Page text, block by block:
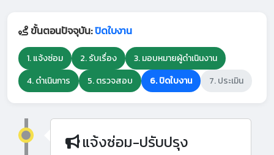
ขั้นตอนปัจจุบัน:ปิดใบงาน
1. แจ้งซ่อม 2. รับเรื่อง
3. มอบหมายผู้ดำเนินงาน
4. ดำเนินการ
5. ตรวจสอบ 6. ปิดใบงาน 7. ประเมิน
แจ้งซ่อม-ปรับปรุง